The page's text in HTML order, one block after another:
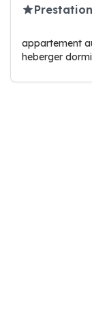
appartement
heberger